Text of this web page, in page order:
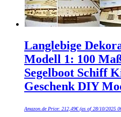
Langlebige
Modell 1: 100
Segelboot Schiff
Geschenk DIY
Amazon.de Price: 212,49€(as of 28/10/2025